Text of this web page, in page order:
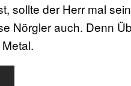
sollte der Herr mal
Nörgler auch. Denn